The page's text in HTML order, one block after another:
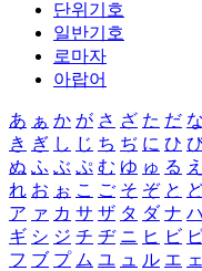
단위기호
일반기호
로마자
아랍어
あ ぁ か が さ ざ た だ な
き ぎ し じ ち ぢ に ひ
ぬ ふ ぶ ぷ む ゆ ゅ る え
れ お ぉ こ ご そ ぞ と
ア ァ カ サ ザ タ ダ ナ ハ
ギ シ ジ チ ヂ ニ ヒ ビ
フ ブ プ ム ユ ュ ル エ ェ